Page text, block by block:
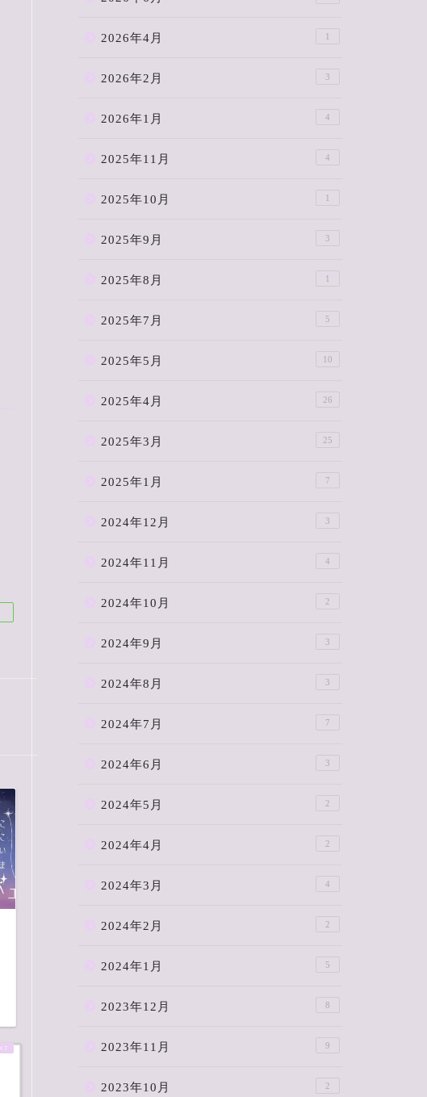
2026年4月 1
2026年2月 3
2026年1月 4
2025年11月 4
2025年10月 1
2025年9月 3
2025年8月 1
2025年7月 5
2025年5月 10
2025年4月 26
2025年3月 25
2025年1月 7
2024年12月 3
2024年11月 4
2024年10月 2
2024年9月 3
2024年8月 3
2024年7月 7
2024年6月 3
2024年5月 2
2024年4月 2
2024年3月 4
2024年2月 2
2024年1月 5
2023年12月 8
2023年11月 9
2023年10月 2